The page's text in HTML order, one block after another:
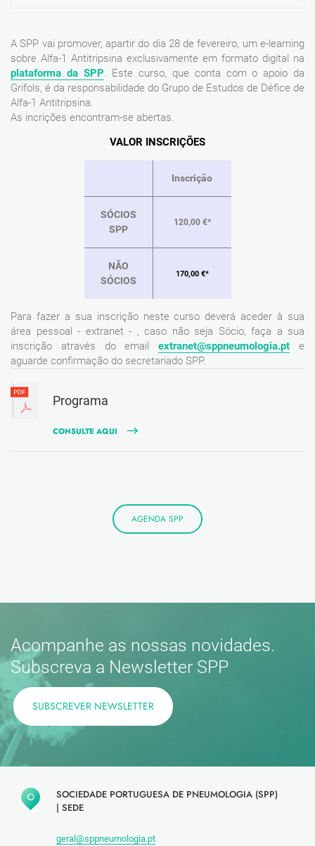
A SPP vai promover, apartir do dia 28 de fevereiro, um e-learning
sobre Alfa-1 Antitripsina exclusivamente em formato digital na
plataforma da SPP. Este curso, que conta com o apoio da
Grifols, é da responsabilidade do Grupo de Estudos de Défice de
Alfa-1 Antitripsina.
As incrições encontram-se abertas.
VALOR INSCRIÇÕES
Inscrição
SÓCIOS
SPP
120,00 €*
NÃO
SÓCIOS
170,00 €*
Para fazer a sua inscrição neste curso deverá aceder à sua
área pessoal - extranet - , caso não seja Sócio, faça a sua
inscrição através do emailextranet@sppneumologia.pt e
aguarde confirmação do secretariado SPP.
Programa
CONSULTE AQUI
AGENDA SPP
Acompanhe as nossas novidades.
Subscreva a Newsletter SPP
SUBSCREVER NEWSLETTER
SOCIEDADE PORTUGUESA DE PNEUMOLOGIA (SPP)
| SEDE
geral@sppneumologia.pt